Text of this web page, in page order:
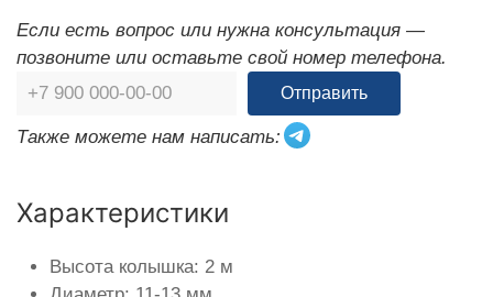
Если есть вопрос или нужна консультация —
позвоните или оставьте свой номер телефона.
Отправить
Также можете нам написать:
Характеристики
Высота колышка: 2 м